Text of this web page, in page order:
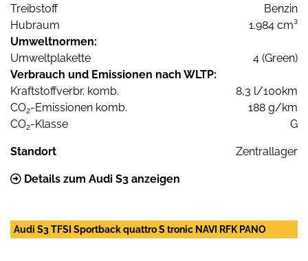
Treibstoff
Benzin
Hubraum
1.984 cm³
Umweltnormen:
Umweltplakette
4 (Green)
Verbrauch und Emissionen nach WLTP:
Kraftstoffverbr. komb.
8,3 l/100km
CO2-Emissionen komb.
188 g/km
CO2-Klasse G
Standort Zentrallager
Details zum Audi S3 anzeigen
Audi S3 TFSI Sportback quattro S tronic NAVI RFK PANO